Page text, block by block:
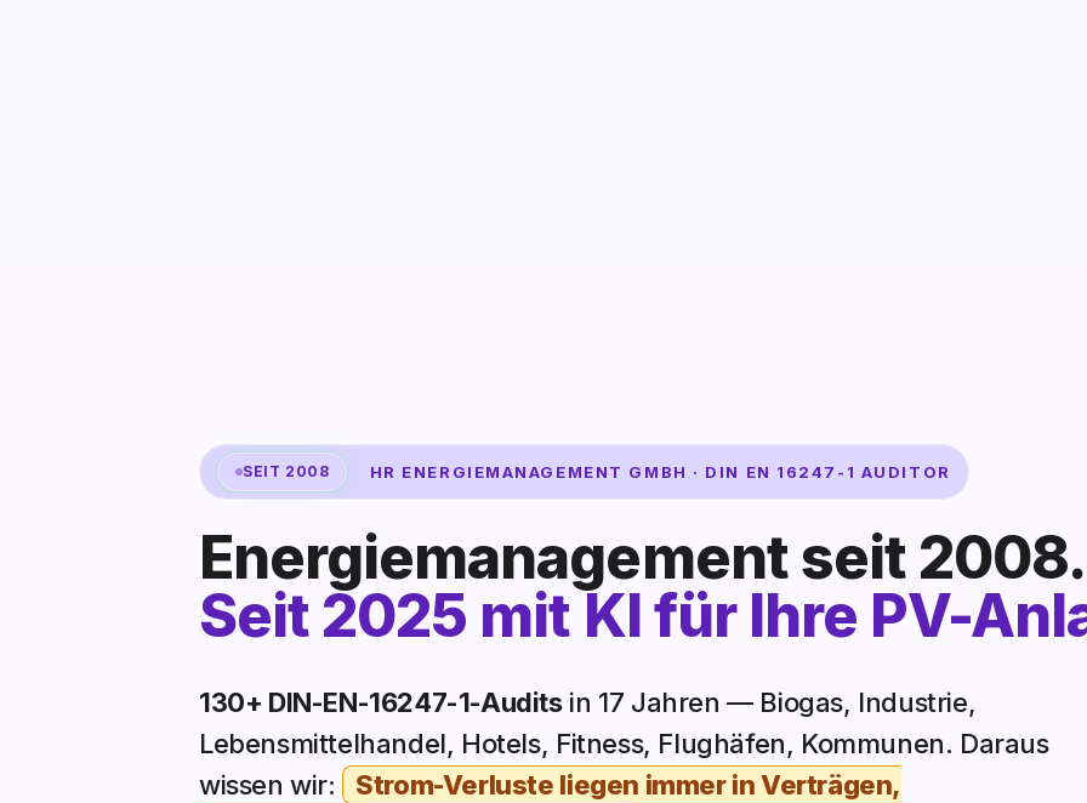
SEIT 2008 HR ENERGIEMANAGEMENT GMBH · DIN EN 16247-1 AUDITOR
Energiemanagement seit 2008.
Seit 2025 mit KI für Ihre PV-
130+ DIN-EN-16247-1-Auditsin 17 Jahren — Biogas, Industrie,
Lebensmittelhandel, Hotels, Fitness, Flughäfen, Kommunen. Daraus
wissen wir:
Strom-Verluste liegen immer in Verträgen,